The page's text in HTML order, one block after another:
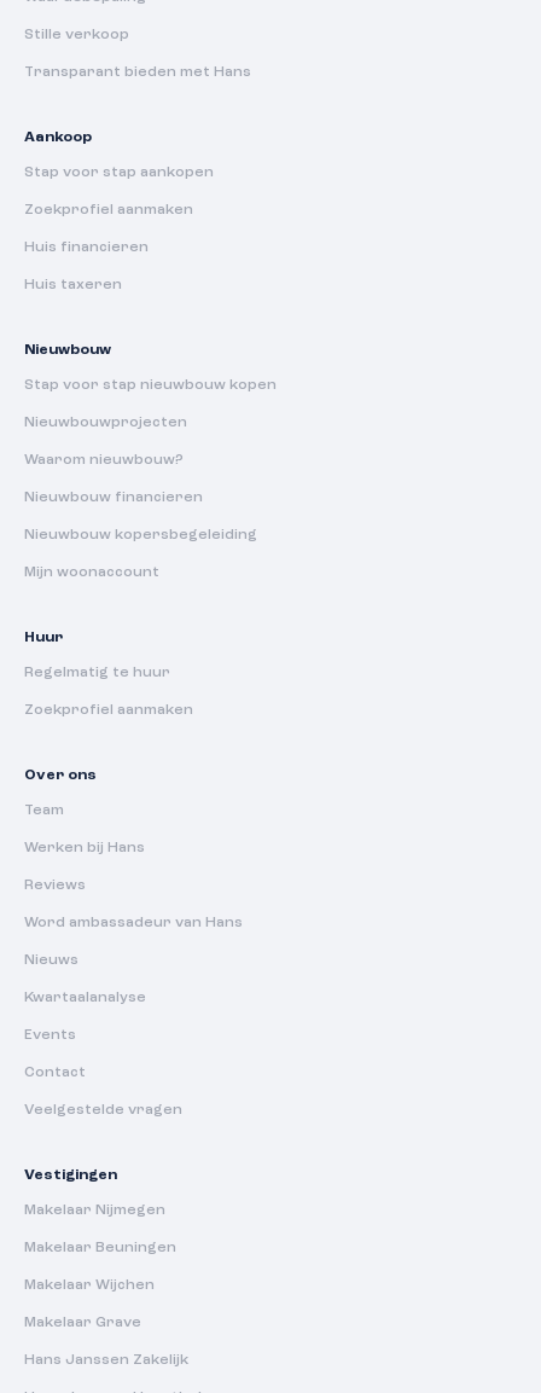
Stille verkoop
Transparant bieden met Hans
Aankoop
Stap voor stap aankopen
Zoekprofiel aanmaken
Huis financieren
Huis taxeren
Nieuwbouw
Stap voor stap nieuwbouw kopen
Nieuwbouwprojecten
Waarom nieuwbouw?
Nieuwbouw financieren
Nieuwbouw kopersbegeleiding
Mijn woonaccount
Huur
Regelmatig te huur
Zoekprofiel aanmaken
Over ons
Team
Werken bij Hans
Reviews
Word ambassadeur van Hans
Nieuws
Kwartaalanalyse
Events
Contact
Veelgestelde vragen
Vestigingen
Makelaar Nijmegen
Makelaar Beuningen
Makelaar Wijchen
Makelaar Grave
Hans Janssen Zakelijk